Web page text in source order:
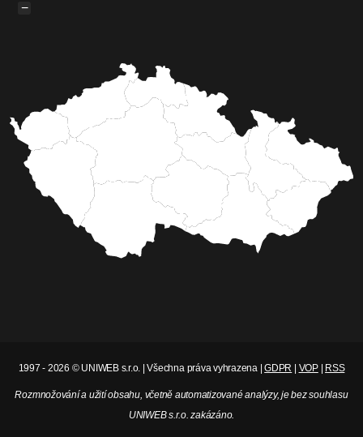
−
1997 - 2026 © UNIWEB s.r.o. | Všechna práva vyhrazena |GDPR VOP| RSS
Rozmnožování a užití obsahu, včetně automatizované analýzy, je bez souhlasu
UNIWEB s.r.o. zakázáno.